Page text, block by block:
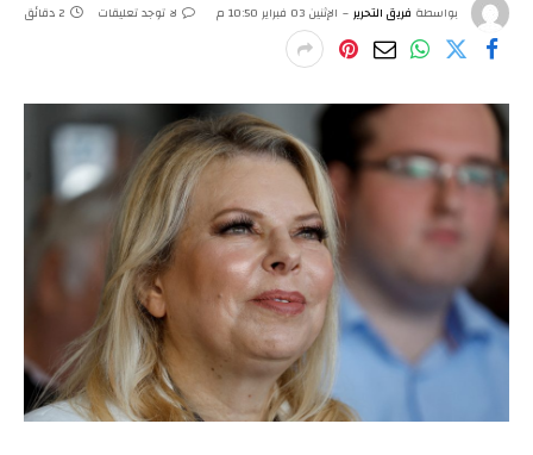
بواسطة فريق التحرير الإثنين 03 فبراير 10:50 م لا توجد تعليقات 2 دقائق